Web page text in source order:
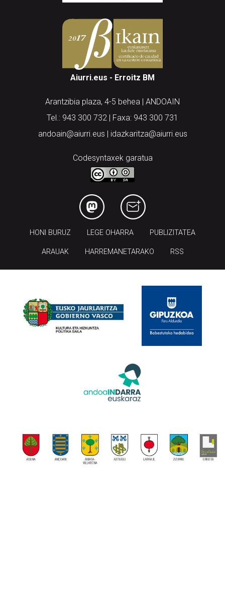
Aiurri.eus - Erroitz BM
Arantzibia plaza, 4-5 behea | ANDOAIN
Tel.: 943 300 732 | Faxa: 943 300 731
andoain@aiurri.eus | idazkaritza@aiurri.eus
Codesyntaxek garatua
HONI BURUZ LEGE OHARRA PUBLIZITATEA
ARAUAK HARREMANETARAKO RSS